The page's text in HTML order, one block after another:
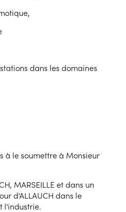
dans les domaines
à le soumettre à Monsieur
MARSEILLE et dans un
d'ALLAUCH dans le
l'industrie.